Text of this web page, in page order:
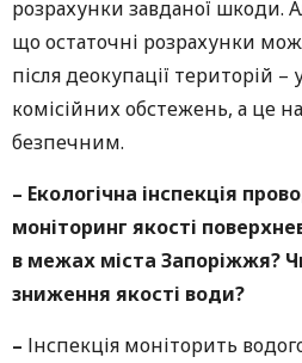
розрахунки завданої шкоди.
що остаточні розрахунки
після деокупації територій –
комісійних обстежень, а це
безпечним.
– Екологічна інспекція
моніторинг якості
в межах міста Запоріжжя?
зниження якості води?
– Інспекція моніторить